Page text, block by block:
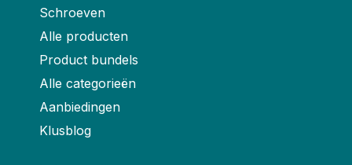
Schroeven
Alle producten
Product bundels
Alle categorieën
Aanbiedingen
Klusblog